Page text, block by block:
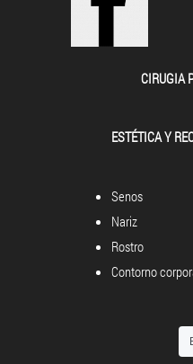
CIRUGIA
ESTÉTICA Y
Senos
Nariz
Rostro
Contorno